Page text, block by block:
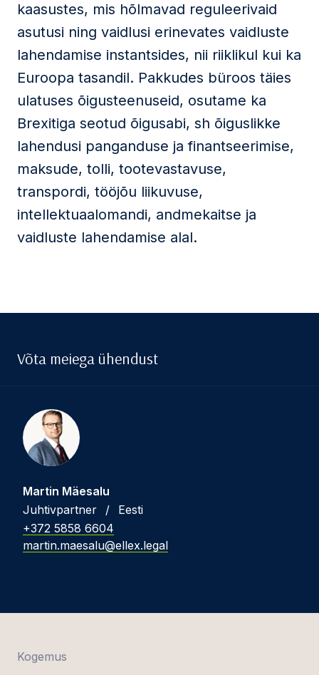
kaasustes, mis hõlmavad reguleerivaid
asutusi ning vaidlusi erinevates vaidluste
lahendamise instantsides, nii riiklikul kui ka
Euroopa tasandil. Pakkudes büroos täies
ulatuses õigusteenuseid, osutame ka
Brexitiga seotud õigusabi, sh õiguslikke
lahendusi panganduse ja finantseerimise,
maksude, tolli, tootevastavuse,
transpordi, tööjõu liikuvuse,
intellektuaalomandi, andmekaitse ja
vaidluste lahendamise alal.
Võta meiega ühendust
Martin Mäesalu
Juhtivpartner
/
Eesti
+372 5858 6604
martin.maesalu@ellex.legal
Kogemus